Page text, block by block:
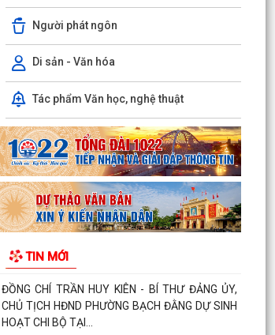
Người phát ngôn
Di sản - Văn hóa
Tác phẩm Văn học, nghệ thuật
TIN MỚI
Công văn tham gia ý kiến dự thảo Nghị quyết
của Hội đồng nhân dân phường quy định nội
dung chi, mức...
TIẾP TỤC THỰC HIỆN NGHIÊM CHỈ THỊ SỐ
17/CT-UBND CỦA UBND THÀNH PHỐ HẢI
PHÒNG VỀ TĂNG CƯỜNG CÔNG TÁC...
ĐẢNG ỦY PHƯỜNG BẠCH ĐẰNG HỌP TỔ CÔNG
TÁC THỰC HIỆN SỐ HÓA, TẠO LẬP DỮ LIỆU
ĐẢNG VIÊN
CHI BỘ TỔ DÂN PHỐ MY ĐÔNG TRANG TRỌNG
HOẠT CHI BỘ THƯỜNG KỲ...
ĐỒNG CHÍ TRẦN HUY KIÊN - BÍ THƯ ĐẢNG ỦY,
CHỦ TỊCH HĐND PHƯỜNG BẠCH ĐẰNG DỰ SINH
HOẠT CHI BỘ TẠI...